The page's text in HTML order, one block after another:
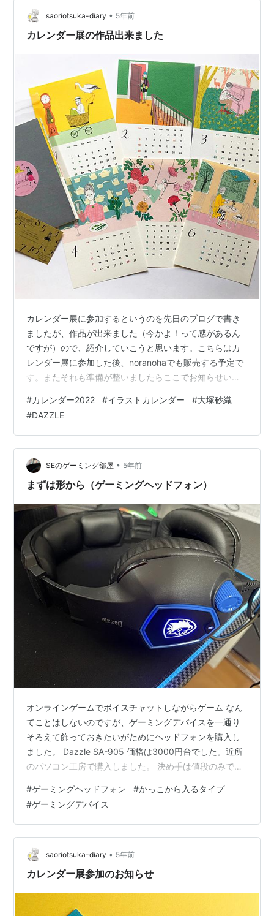
全員一律だけれど、ドリンク代はそれぞれ。 個別払い不
可だったので幹事さんにお渡しする必要があるわけで
saoriotsuka-diary • 5年前
カレンダー展の作品出来ました
カレンダー展に参加するというのを先日のブログで書き
ましたが、作品が出来ました（今かよ！って感があるん
ですが）ので、紹介していこうと思います。こちらはカ
レンダー展に参加した後、noranohaでも販売する予定で
す。またそれも準備が整いましたらここでお知らせいた
ではシンプルな線画で色数も抑えてたんですが、今年は
気分を変えて、カラフルにして、文字サイズも大きくし
ました。というのは、去年までは机の前に貼ったりな
ど、近距離で楽しむ感じを想定していたのですが、自分
が使ってみて、ちょっと遠くから見たい機会も多かった
んで、遠くからも見やすい感じを今年は意識…
#カレンダー2022 #イラストカレンダー #大塚砂織
#DAZZLE
SEのゲーミング部屋 • 5年前
まずは形から（ゲーミングヘッドフォン）
オンラインゲームでボイスチャットしながらゲーム なん
てことはしないのですが、ゲーミングデバイスを一通り
そろえて飾っておきたいがためにヘッドフォンを購入し
ました。 Dazzle SA-905 価格は3000円台でした。近所
のパソコン工房で購入しました。 決め手は値段のみで
重低音もそこそこ ホールド感：調整幅は短いですが、頭
が大きくなければ大丈夫 見ため：サイドのマークがほん
のり光ります。 接続：USBケーブル（PS４でも使用可
能） マイク：普通 その他：サイドにボリューム調整のつ
まみあり 総評：値段を考えれば十分な性能かと。あくま
でもかっこ…
#ゲーミングヘッドフォン #かっこから入るタイプ
#ゲーミングデバイス
saoriotsuka-diary • 5年前
カレンダー展参加のお知らせ